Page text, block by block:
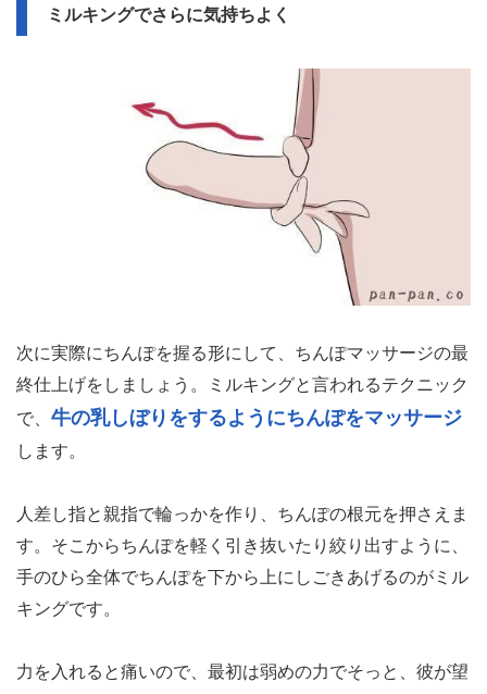
ミルキングでさらに気持ちよく
次に実際にちんぽを握る形にして、ちんぽマッサージの最
終仕上げをしましょう。ミルキングと言われるテクニック
で、 牛の乳しぼりをするようにちんぽをマッサージ
します。
人差し指と親指で輪っかを作り、ちんぽの根元を押さえま
す。そこからちんぽを軽く引き抜いたり絞り出すように、
手のひら全体でちんぽを下から上にしごきあげるのがミル
キングです。
力を入れると痛いので、最初は弱めの力でそっと、彼が望